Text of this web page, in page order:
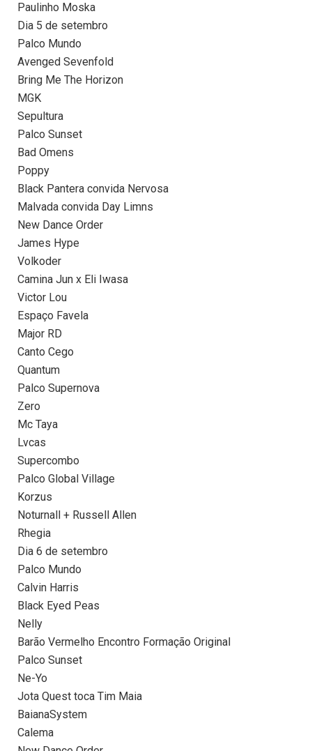
Paulinho Moska
Dia 5 de setembro
Palco Mundo
Avenged Sevenfold
Bring Me The Horizon
MGK
Sepultura
Palco Sunset
Bad Omens
Poppy
Black Pantera convida Nervosa
Malvada convida Day Limns
New Dance Order
James Hype
Volkoder
Camina Jun x Eli Iwasa
Victor Lou
Espaço Favela
Major RD
Canto Cego
Quantum
Palco Supernova
Zero
Mc Taya
Lvcas
Supercombo
Palco Global Village
Korzus
Noturnall + Russell Allen
Rhegia
Dia 6 de setembro
Palco Mundo
Calvin Harris
Black Eyed Peas
Nelly
Barão Vermelho Encontro Formação Original
Palco Sunset
Ne-Yo
Jota Quest toca Tim Maia
BaianaSystem
Calema